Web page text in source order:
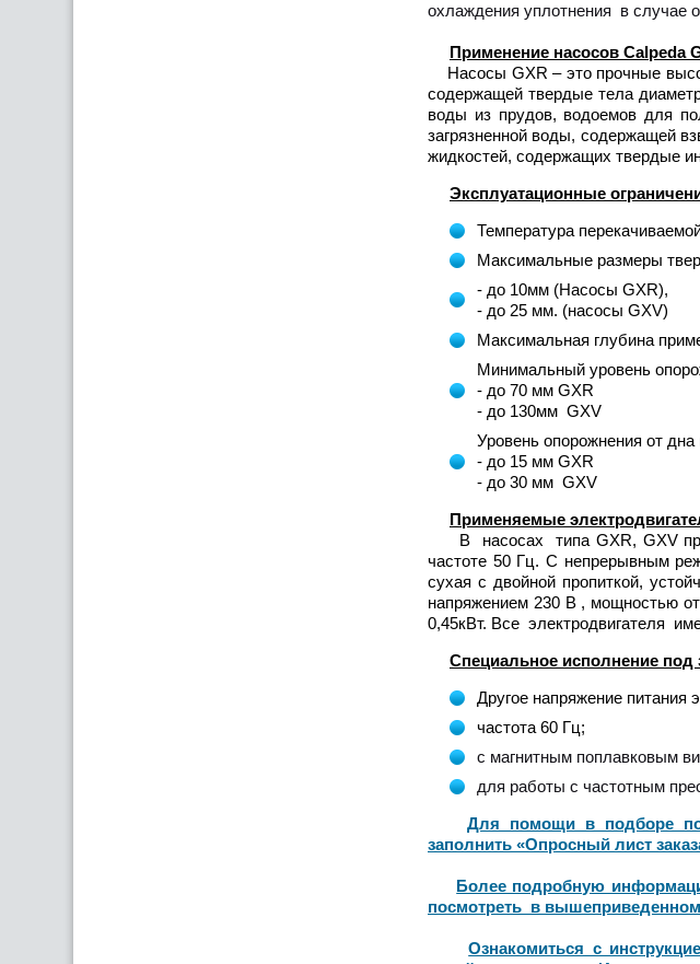
охлаждения уплотнения в случае
Применение насосов Calpeda
Насосы GXR – это прочные
содержащей твердые тела
воды из прудов, водоемов для
загрязненной воды, содержащей
жидкостей, содержащих твердые
Эксплуатационные
Температура
Максимальные размеры
- до 10мм (Насосы GXR),
- до 25 мм. (насосы GXV)
Максимальная глубина
Минимальный уровень
- до 70 мм GXR
- до 130мм GXV
Уровень опорожнения от
- до 15 мм GXR
- до 30 мм GXV
Применяемые
В насосах типа GXR, GXV
частоте 50 Гц. С непрерывным
сухая с двойной пропиткой,
напряжением 230 В , мощностью
0,45кВт. Все электродвигателя
Специальное исполнение под
Другое напряжение питания
частота 60 Гц;
с магнитным поплавковым
для работы с частотным
Для помощи в подборе
заполнить «Опросный лист
Более подробную
посмотреть в вышеприведенном
Ознакомиться с